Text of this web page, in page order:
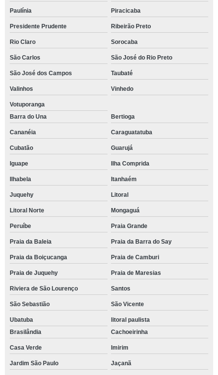
Paulínia Piracicaba
Presidente Prudente Ribeirão Preto
Rio Claro Sorocaba
São Carlos São José do Rio Preto
São José dos Campos Taubaté
Valinhos Vinhedo
Votuporanga
Barra do Una
Bertioga
Cananéia Caraguatatuba
Cubatão Guarujá
Iguape Ilha Comprida
Ilhabela Itanhaém
Juquehy Litoral
Litoral Norte Mongaguá
Peruíbe Praia Grande
Praia da Baleia Praia da Barra do Say
Praia da Boiçucanga Praia de Camburi
Praia de Juquehy Praia de Maresias
Riviera de São Lourenço Santos
São Sebastião São Vicente
Ubatuba
litoral paulista
Brasilândia
Cachoeirinha
Casa Verde Imirim
Jardim São Paulo Jaçanã